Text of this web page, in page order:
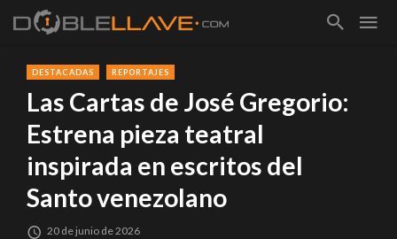
DESTACADAS REPORTAJES
Las Cartas de José Gregorio:
Estrena pieza teatral
inspirada en escritos del
Santo venezolano
20 de junio de 2026